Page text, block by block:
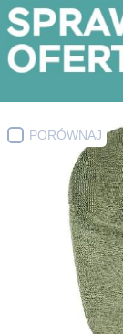
PORÓWNAJ